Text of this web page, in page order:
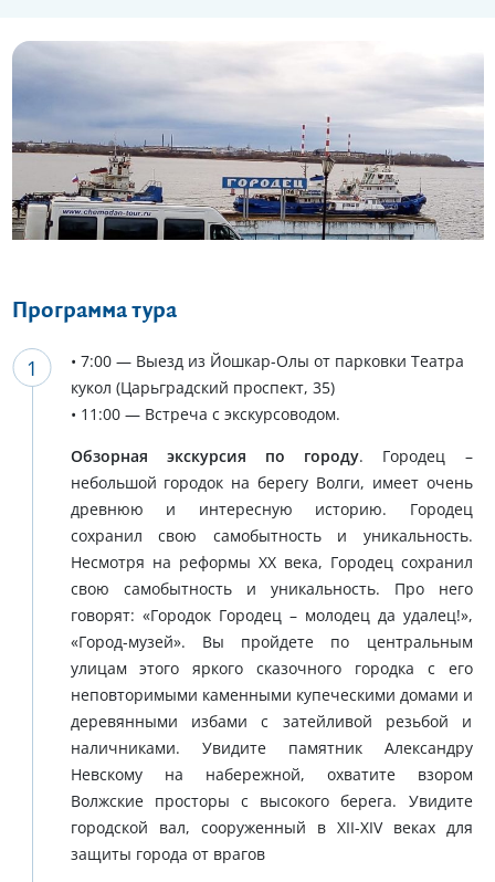
Еще 16 фото
Программа тура
• 7:00 — Выезд из Йошкар-Олы от парковки Театра
кукол (Царьградский проспект, 35)
• 11:00 — Встреча с экскурсоводом.
Обзорная экскурсия по городу. Городец –
небольшой городок на берегу Волги, имеет очень
древнюю и интересную историю. Городец
сохранил свою самобытность и уникальность.
Несмотря на реформы XX века, Городец сохранил
свою самобытность и уникальность. Про него
говорят: «Городок Городец – молодец да удалец!»,
«Город-музей». Вы пройдете по центральным
улицам этого яркого сказочного городка с его
неповторимыми каменными купеческими домами и
деревянными избами с затейливой резьбой и
наличниками. Увидите памятник Александру
Невскому на набережной, охватите взором
Волжские просторы с высокого берега. Увидите
городской вал, сооруженный в XII-XIV веках для
защиты города от врагов